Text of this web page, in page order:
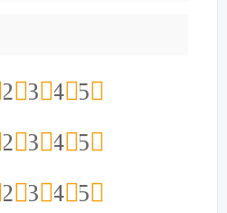
5
4
3
2
5
4
3
2
5
4
3
2